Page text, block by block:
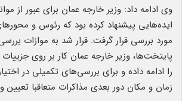
وی ادامه داد: وزیر خارجه عمان برای عبور از
ایده‌هایی پیشنهاد کرده بود که رئوس و
مورد بررسی قرار گرفت. قرار شد به موازات
پایتخت‌ها، وزیر خارجه عمان کار بر روی
را ادامه داده و برای بررسی‌های تکمیلی در
زمان و مکان دور بعدی مذاکرات متعاقبا تعیین